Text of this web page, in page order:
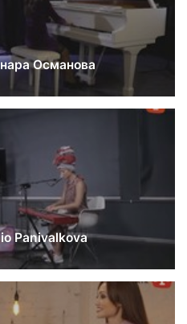
Османова
Рanivalkova